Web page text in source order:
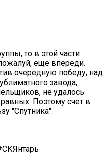
то в этой части
еще впереди.
очередную победу, над
завода,
не удалось
Поэтому счет в
"Спутника".